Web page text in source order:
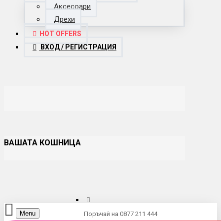
Аксесоари
Дрехи
HOT OFFERS
ВХОД / РЕГИСТРАЦИЯ
ВАШАТА КОШНИЦА
Поръчай на 0877 211 444
Menu